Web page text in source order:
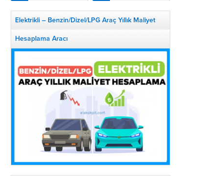
Elektrikli – Benzin/Dizel/LPG Araç Yıllık Maliyet
Hesaplama Aracı